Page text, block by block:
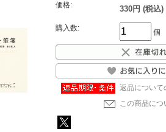
価格: 330円 (税込)
購入数: 個
返品について
この商品につ